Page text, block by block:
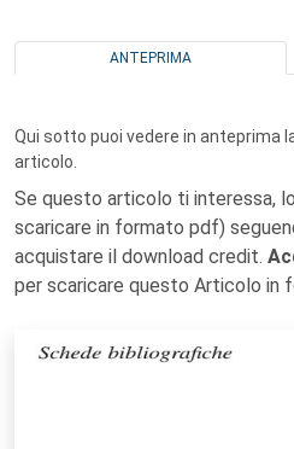
ANTEPRIMA
Qui sotto puoi vedere in anteprima
articolo.
Se questo articolo ti interessa,
scaricare in formato pdf)
acquistare il download credit.
per scaricare questo Articolo in